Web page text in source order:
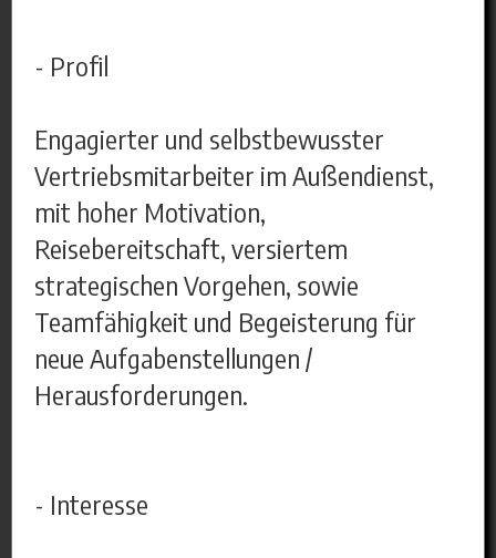
- Profil
Engagierter und selbstbewusster
Vertriebsmitarbeiter im Außendienst,
mit hoher Motivation,
Reisebereitschaft, versiertem
strategischen Vorgehen, sowie
Teamfähigkeit und Begeisterung für
neue Aufgabenstellungen /
Herausforderungen.
- Interesse